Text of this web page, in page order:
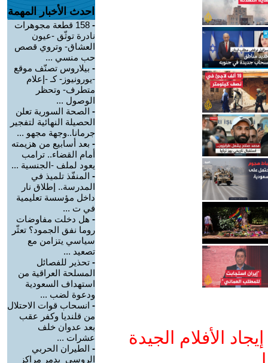
الأفلام الجيدة
احدث الأخبار المهمة
-
158 قطعة مجوهرات
نادرة توثّق -عيون
العشاق- وتروي قصص
حب منسي ...
- بيلاروس تصنّف موقع
-يورونيوز- كـ -إعلام
متطرف- وتحظر
الوصول ...
- الصحة السورية تعلن
الحصيلة النهائية لتفجير
جرمانا..وجهة مجهو ...
- بعد أسابيع من هزيمته
أمام القضاء.. ترامب
يعود لملف -الجنسية ...
- المنفّذ تلميذ في
المدرسة.. إطلاق نار
داخل مؤسسة تعليمية
في ت ...
- هل دخلت مفاوضات
روما نفق الجمود؟ تعثّر
سياسي يتزامن مع
تصعيد ...
- تحذير للفصائل
المسلحة العراقية من
استهداف السعودية
ودعوة لضب ...
- انسحاب قوات الاحتلال
من قلنديا وكفر عقب
بعد عدوان خلف
عشرات ...
- الطيران الحربي
الروسي يدمر مراكز